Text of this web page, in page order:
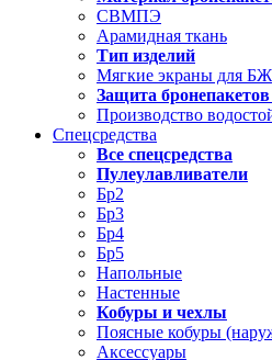
СВМПЭ
Арамидная ткань
Тип изделий
Мягкие экраны для БЖ
Защита
Производство
Спецсредства
Все спецсредства
Пулеулавливатели
Бр2
Бр3
Бр4
Бр5
Напольные
Настенные
Кобуры и чехлы
Поясные кобуры
Аксессуары